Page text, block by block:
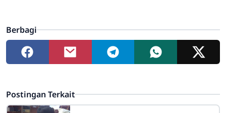
Berbagi
Postingan Terkait